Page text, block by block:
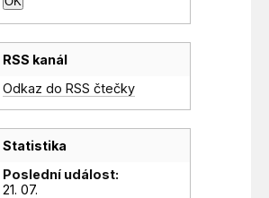
RSS kanál
Odkaz do RSS čtečky
Statistika
Poslední událost:
21. 07.